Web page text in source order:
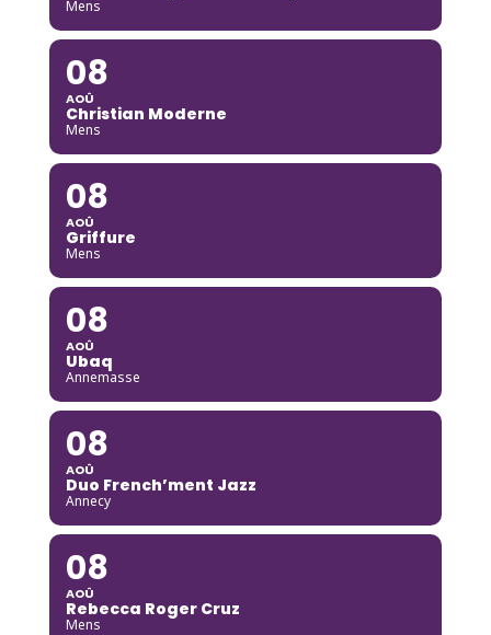
Mens
08
AOÛ
Christian Moderne
Mens
08
AOÛ
Griffure
Mens
08
AOÛ
Ubaq
Annemasse
08
AOÛ
Duo French’ment Jazz
Annecy
08
AOÛ
Rebecca Roger Cruz
Mens